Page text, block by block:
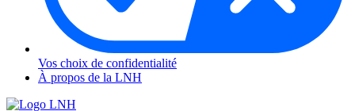
Vos choix de confidentialité
À propos de la LNH